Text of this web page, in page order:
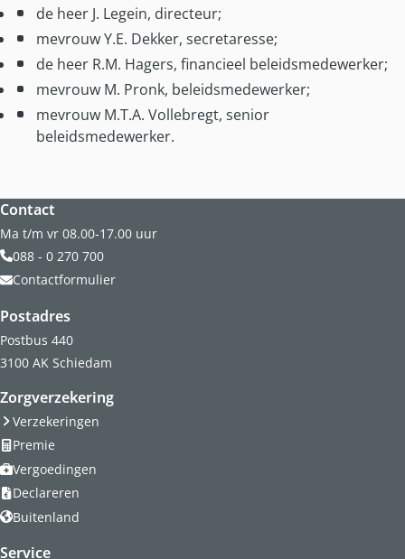
Voor wie?
Voor wie
Militair in dienst
Militair uit dienst
Wereldcollectiviteit
Reservist
Reglement
Verzekeringsreglement
Zorgkostenfactuur
Declareren
Uitzonderingen
Zorgaanbieders
Pilot DTD
Buitenland
Plaatsing buiten Nederland
Vestiging buiten Nederland
Tijdelijk verblijf buiten Nederland
Zorg buiten Nederland
Overig
Afwijkende regelingen vergoedingen
Zorg tijdens plaatsing in VS en Canada
Contactpersonen
Contactpersonen buitenland
Klantenservice
Service
Klantenservice
Customer service (EN)
Wijziging doorgeven
Hulp met betaalproblemen
Inloggen met DigiD
Brochures en formulieren
Brochures en formulieren
Mijn SZVK-app
Over ons
Over SZVK
Bureau SZVK
Mijn SZVK
de heer J. Legein, directeur;
mevrouw Y.E. Dekker, secretaresse;
de heer R.M. Hagers, financieel beleidsmedewerker;
mevrouw M. Pronk, beleidsmedewerker;
mevrouw M.T.A. Vollebregt, senior
beleidsmedewerker.
Website footer
Contact
Ma t/m vr 08.00-17.00 uur
088 - 0 270 700
Contactformulier
Postadres
Postbus 440
3100 AK Schiedam
Zorgverzekering
Verzekeringen
Premie
Vergoedingen
Declareren
Buitenland
Service